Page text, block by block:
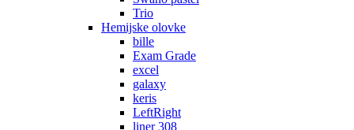
Trio
Hemijske olovke
bille
Exam Grade
excel
galaxy
keris
LeftRight
liner 308